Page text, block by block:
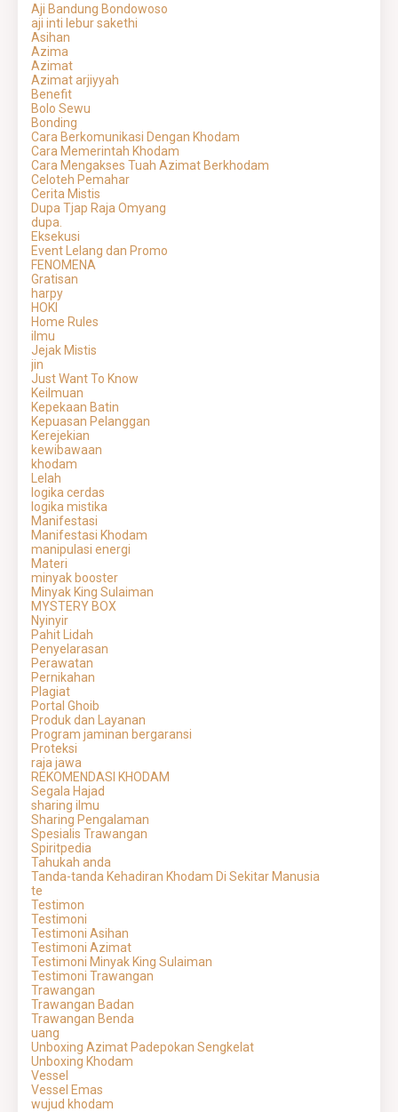
Aji Bandung Bondowoso
aji inti lebur sakethi
Asihan
Azima
Azimat
Azimat arjiyyah
Benefit
Bolo Sewu
Bonding
Cara Berkomunikasi Dengan Khodam
Cara Memerintah Khodam
Cara Mengakses Tuah Azimat Berkhodam
Celoteh Pemahar
Cerita Mistis
Dupa Tjap Raja Omyang
dupa.
Eksekusi
Event Lelang dan Promo
FENOMENA
Gratisan
harpy
HOKI
Home Rules
ilmu
Jejak Mistis
jin
Just Want To Know
Keilmuan
Kepekaan Batin
Kepuasan Pelanggan
Kerejekian
kewibawaan
khodam
Lelah
logika cerdas
logika mistika
Manifestasi
Manifestasi Khodam
manipulasi energi
Materi
minyak booster
Minyak King Sulaiman
MYSTERY BOX
Nyinyir
Pahit Lidah
Penyelarasan
Perawatan
Pernikahan
Plagiat
Portal Ghoib
Produk dan Layanan
Program jaminan bergaransi
Proteksi
raja jawa
REKOMENDASI KHODAM
Segala Hajad
sharing ilmu
Sharing Pengalaman
Spesialis Trawangan
Spiritpedia
Tahukah anda
Tanda-tanda Kehadiran Khodam Di Sekitar Manusia
te
Testimon
Testimoni
Testimoni Asihan
Testimoni Azimat
Testimoni Minyak King Sulaiman
Testimoni Trawangan
Trawangan
Trawangan Badan
Trawangan Benda
uang
Unboxing Azimat Padepokan Sengkelat
Unboxing Khodam
Vessel
Vessel Emas
wujud khodam